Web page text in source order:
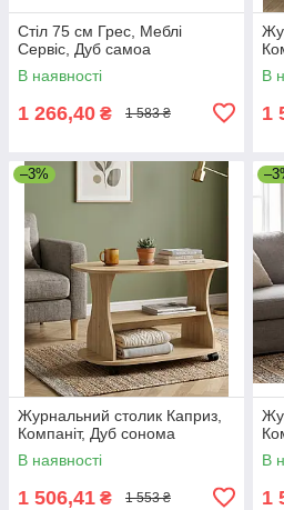
Стіл 75 см Грес, Меблі
Сервіс, Дуб самоа
В наявності
1 266,40 ₴ 1 583 ₴
В
1
–3%
Журнальний столик Каприз,
Компаніт, Дуб сонома
В наявності
1 506,41 ₴ 1 553 ₴
В
1